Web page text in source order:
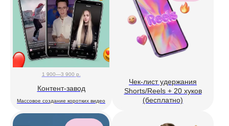
1 900—3 900 р.
Контент-завод
Массовое создание коротких видео
Чек-лист удержания
Shorts/Reels + 20 хуков
(бесплатно)